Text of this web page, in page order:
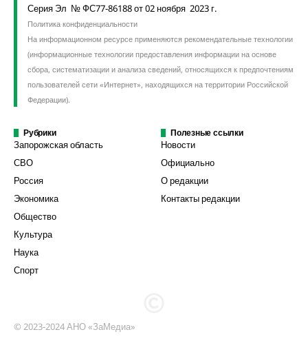
Серия Эл № ФС77-86188 от 02 ноября 2023 г.
Политика конфиденциальности
На информационном ресурсе применяются рекомендательные технологии
(информационные технологии предоставления информации на основе
сбора, систематизации и анализа сведений, относящихся к предпочтениям
пользователей сети «Интернет», находящихся на территории Российской
Федерации).
Рубрики
Запорожская область
СВО
Россия
Экономика
Общество
Культура
Наука
Спорт
Полезные ссылки
Новости
Официально
О редакции
Контакты редакции
© 2023-2024 АНО «ЗаМедиа»